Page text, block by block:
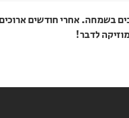
בשמחה. אחרי חודשים